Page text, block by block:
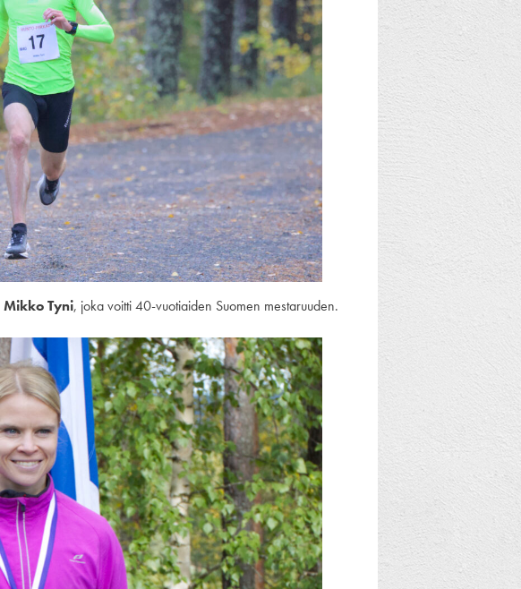
Mikko Tyni, joka voitti 40-vuotiaiden Suomen mestaruuden.